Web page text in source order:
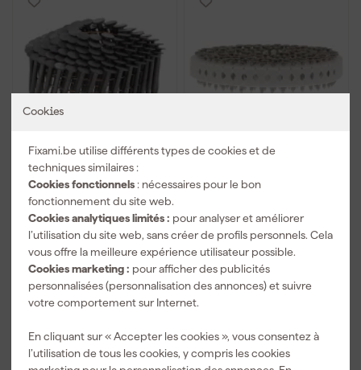
Cookies
Fixami.be utilise différents types de cookies et de
techniques similaires :
Cookies fonctionnels : nécessaires pour le bon
fonctionnement du site web.
Cookies analytiques limités : pour analyser et améliorer
l’utilisation du site web, sans créer de profils personnels. Cela
vous offre la meilleure expérience utilisateur possible.
Cookies marketing : pour afficher des publicités
personnalisées (personnalisation des annonces) et suivre
votre comportement sur Internet.
En cliquant sur « Accepter les cookies », vous consentez à
l’utilisation de tous les cookies, y compris les cookies
Paslode - clou asphalte
3,0x22 lisse galv+ +gaz
im45
Livré demain
Prix conseillé 72,57
48,59
TTC
Comparer
Paslode - hafte gn clou
crantés galv+gaz im45
79,89
TTC